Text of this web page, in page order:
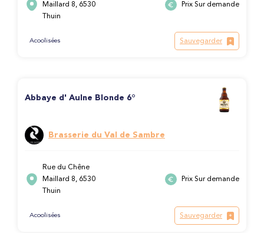
Maillard 8, 6530
Thuin
Prix Sur demande
Acoolisées Sauvegarder
Abbaye d' Aulne Blonde 6°
Brasserie du Val de Sambre
Rue du Chêne
Maillard 8, 6530
Thuin
Prix Sur demande
Acoolisées Sauvegarder